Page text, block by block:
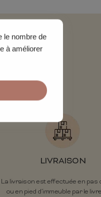
le nombre de
à améliorer
LIVRAISON
La livraison est effectuée en pas
ou en pied d’immeuble par le